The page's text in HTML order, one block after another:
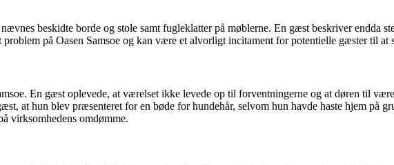
beskidte borde og stole samt fugleklatter på møblerne. En gæst beskriver endda
på Oasen Samsoe og kan være et alvorligt incitament for potentielle gæster til at
En gæst oplevede, at værelset ikke levede op til forventningerne og at døren til
at hun blev præsenteret for en bøde for hundehår, selvom hun havde haste hjem på
virksomhedens omdømme.